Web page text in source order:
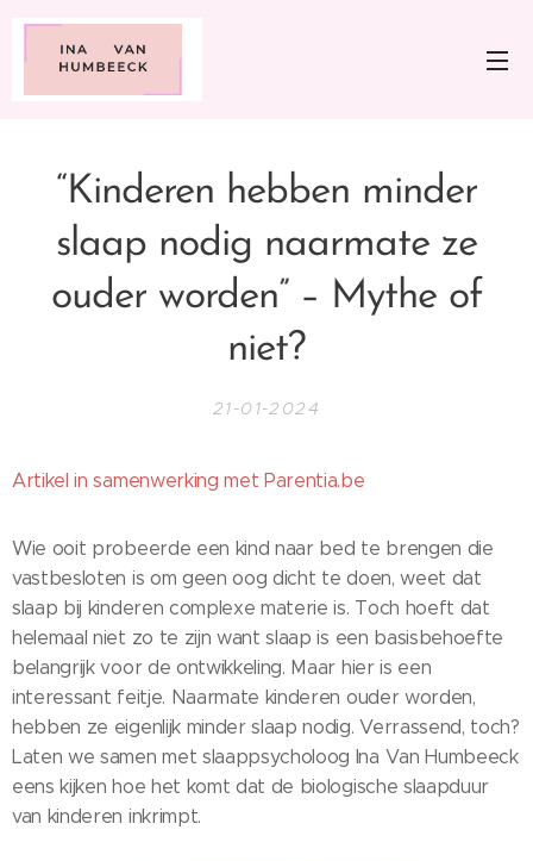
“Kinderen hebben minder
slaap nodig naarmate ze
ouder worden” – Mythe of
niet?
21-01-2024
Artikel in samenwerking met Parentia.be
Wie ooit probeerde een kind naar bed te brengen die
vastbesloten is om geen oog dicht te doen, weet dat
slaap bij kinderen complexe materie is. Toch hoeft dat
helemaal niet zo te zijn want slaap is een basisbehoefte
belangrijk voor de ontwikkeling. Maar hier is een
interessant feitje. Naarmate kinderen ouder worden,
hebben ze eigenlijk minder slaap nodig. Verrassend, toch?
Laten we samen met slaappsycholoog Ina Van Humbeeck
eens kijken hoe het komt dat de biologische slaapduur
van kinderen inkrimpt.